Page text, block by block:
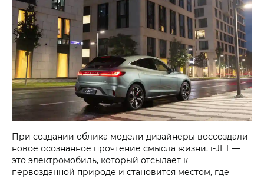
При создании облика модели дизайнеры воссоздали
новое осознанное прочтение смысла жизни. i‑JET —
это электромобиль, который отсылает к
первозданной природе и становится местом, где